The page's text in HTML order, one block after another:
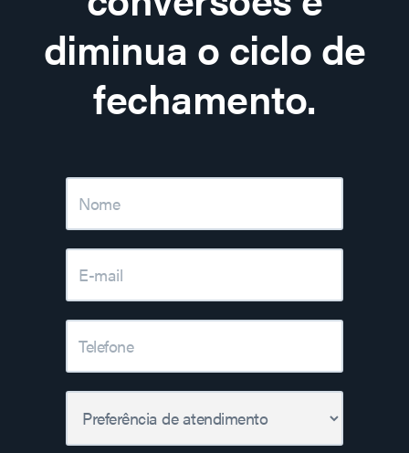
diminua o ciclo de
fechamento.